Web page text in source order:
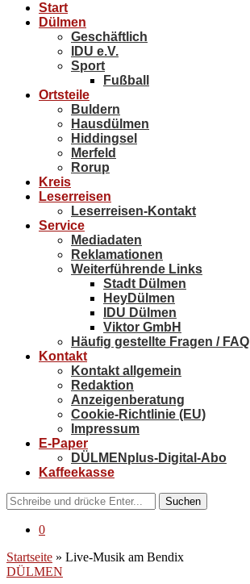
Start
Dülmen
Geschäftlich
IDU e.V.
Sport
Fußball
Ortsteile
Buldern
Hausdülmen
Hiddingsel
Merfeld
Rorup
Kreis
Leserreisen
Leserreisen-Kontakt
Service
Mediadaten
Reklamationen
Weiterführende Links
Stadt Dülmen
HeyDülmen
IDU Dülmen
Viktor GmbH
Häufig gestellte Fragen / FAQ
Kontakt
Kontakt allgemein
Redaktion
Anzeigenberatung
Cookie-Richtlinie (EU)
Impressum
E-Paper
DÜLMENplus-Digital-Abo
Kaffeekasse
Suchen
0
Startseite » Live-Musik am Bendix
DÜLMEN